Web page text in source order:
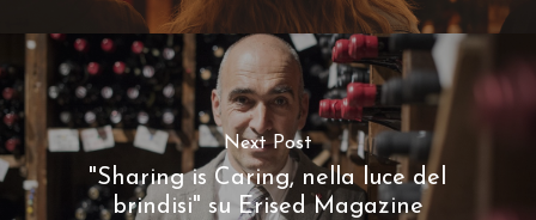
Next Post
"Sharing is Caring, nella luce del
brindisi" su Erised Magazine